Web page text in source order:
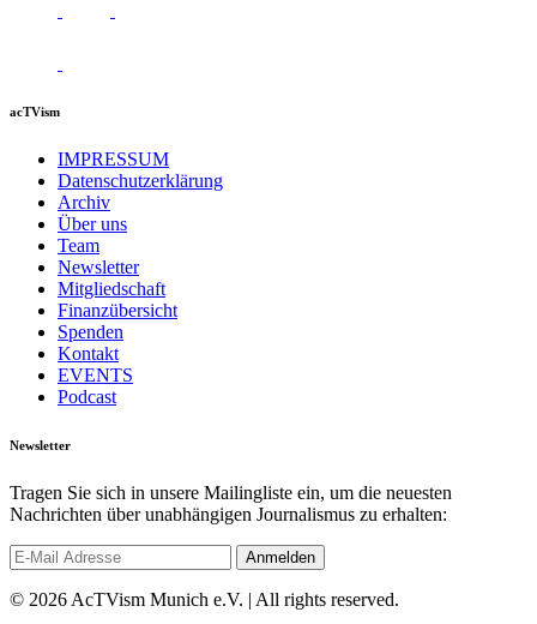
acTVism
IMPRESSUM
Datenschutzerklärung
Archiv
Über uns
Team
Newsletter
Mitgliedschaft
Finanzübersicht
Spenden
Kontakt
EVENTS
Podcast
Newsletter
Tragen Sie sich in unsere Mailingliste ein, um die neuesten
Nachrichten über unabhängigen Journalismus zu erhalten:
© 2026 AcTVism Munich e.V. | All rights reserved.